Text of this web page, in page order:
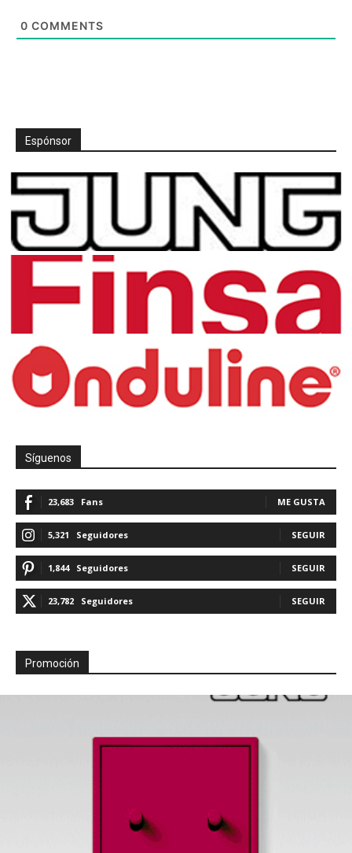
0 COMMENTS
Espónsor
Síguenos
23,683 Fans ME GUSTA
5,321 Seguidores SEGUIR
1,844 Seguidores SEGUIR
23,782 Seguidores SEGUIR
Promoción